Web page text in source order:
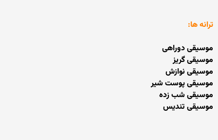
ترانه ها:
موسیقی دوراهی
موسیقی گریز
موسیقی نوازش
موسیقی پوست شیر
موسیقی شب زده
موسیقی تندیس